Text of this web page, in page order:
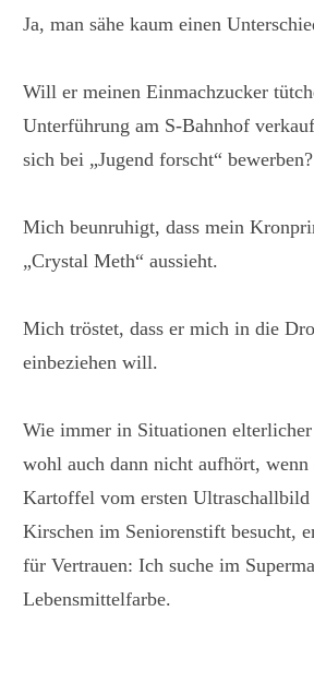
Ja, man sähe kaum einen
Will er meinen Einmachzucker
Unterführung am S-Bahnhof
sich bei „Jugend forscht“ bewerben?
Mich beunruhigt, dass mein
„Crystal Meth“ aussieht.
Mich tröstet, dass er mich in die
einbeziehen will.
Wie immer in Situationen
wohl auch dann nicht aufhört,
Kartoffel vom ersten
Kirschen im Seniorenstift besucht,
für Vertrauen: Ich suche im
Lebensmittelfarbe.